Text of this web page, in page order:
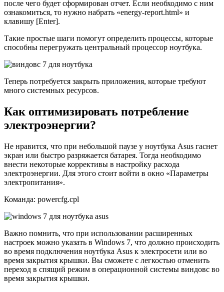
после чего будет сформирован отчет. Если необходимо с ним
ознакомиться, то нужно набрать «energy-report.html» и
клавишу [Enter].
Такие простые шаги помогут определить процессы, которые
способны перегружать центральный процессор ноутбука.
Теперь потребуется закрыть приложения, которые требуют
много системных ресурсов.
Как оптимизировать потребление
электроэнергии?
Не нравится, что при небольшой паузе у ноутбука Asus гаснет
экран или быстро разряжается батарея. Тогда необходимо
внести некоторые коррективы в настройку расхода
электроэнергии. Для этого стоит войти в окно «Параметры
электропитания».
Команда: powercfg.cpl
Важно помнить, что при использовании расширенных
настроек можно указать в Windows 7, что должно происходить
во время подключения ноутбука Asus к электросети или во
время закрытия крышки. Вы сможете с легкостью отменить
переход в спящий режим в операционной системы виндовс во
время закрытия крышки.